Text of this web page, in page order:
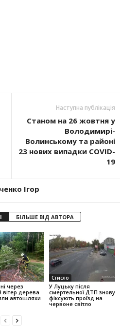
Наступна публікація
Станом на 26 жовтня у
Володимирі-
Волинському та районі
23 нових випадки COVID-
19
Ігор
БІЛЬШЕ ВІД АВТОРА
через
вітер дерева
автошляхи
Стисло
У Луцьку після
смертельної ДТП знову
фіксують проїзд на
червоне світло